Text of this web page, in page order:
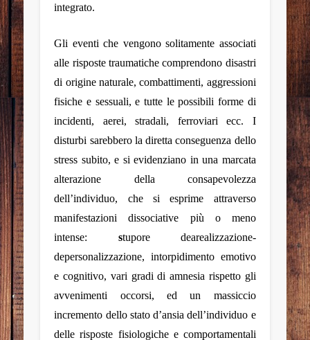
integrato.
Gli eventi che vengono solitamente associati
alle risposte traumatiche comprendono disastri
di origine naturale, combattimenti, aggressioni
fisiche e sessuali, e tutte le possibili forme di
incidenti, aerei, stradali, ferroviari ecc. I
disturbi sarebbero la diretta conseguenza dello
stress subito, e si evidenziano in una marcata
alterazione della consapevolezza
dell’individuo, che si esprime attraverso
manifestazioni dissociative più o meno
intense: stupore dearealizzazione-
depersonalizzazione, intorpidimento emotivo
e cognitivo, vari gradi di amnesia rispetto gli
avvenimenti occorsi, ed un massiccio
incremento dello stato d’ansia dell’individuo e
delle risposte fisiologiche e comportamentali